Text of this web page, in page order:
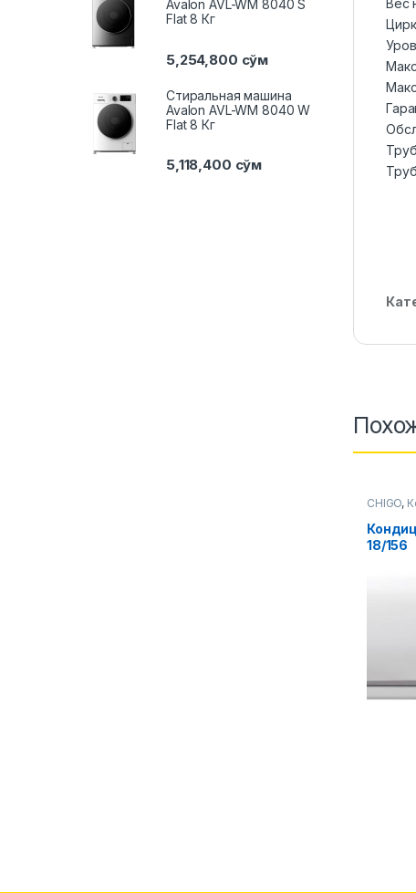
Вес
CHIGO,
18/156
Avalon AVL-WM 8040 S
Flat 8 Кг
5,254,800 сўм
Стиральная машина
Avalon AVL-WM 8040 W
Flat 8 Кг
5,118,400 сўм